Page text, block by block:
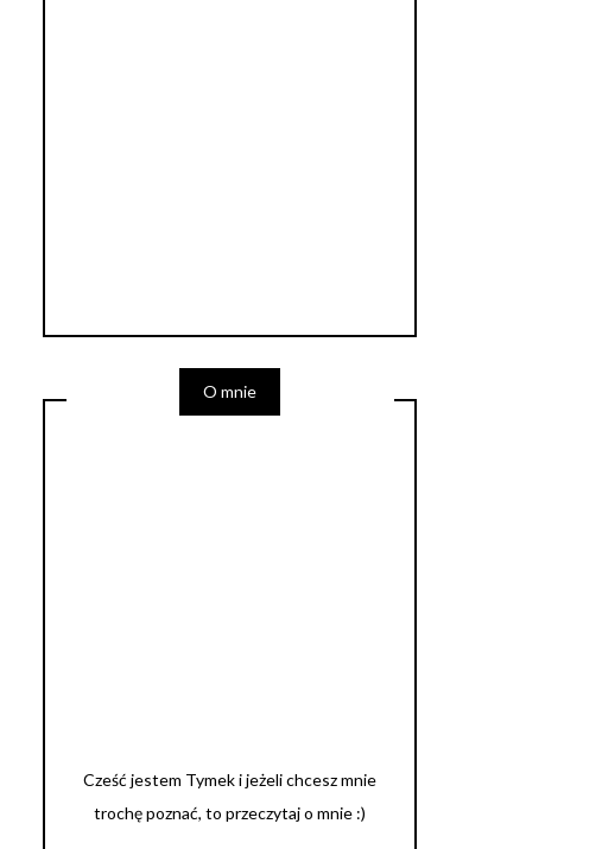
O mnie
Cześć jestem Tymek i jeżeli chcesz mnie
trochę poznać, to przeczytaj o mnie :)